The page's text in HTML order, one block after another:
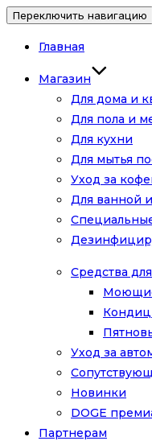
Переключить навигацию
Главная
Магазин
Для дома и
Для пола и
Для кухни
Для мытья
Уход за
Для ванной и
Средства
Уход за
Новинки
DOGE
Партнерам